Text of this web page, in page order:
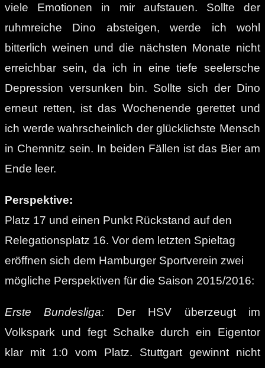
viele Emotionen in mir aufstauen. Sollte der
ruhmreiche Dino absteigen, werde ich wohl
bitterlich weinen und die nächsten Monate nicht
erreichbar sein, da ich in eine tiefe seelersche
Depression versunken bin. Sollte sich der Dino
erneut retten, ist das Wochenende gerettet und
ich werde wahrscheinlich der glücklichste Mensch
in Chemnitz sein. In beiden Fällen ist das Bier am
Ende leer.
Perspektive:
Platz 17 und einen Punkt Rückstand auf den
Relegationsplatz 16. Vor dem letzten Spieltag
eröffnen sich dem Hamburger Sportverein zwei
mögliche Perspektiven für die Saison 2015/2016:
Erste Bundesliga: Der HSV überzeugt im
Volkspark und fegt Schalke durch ein Eigentor
klar mit 1:0 vom Platz. Stuttgart gewinnt nicht